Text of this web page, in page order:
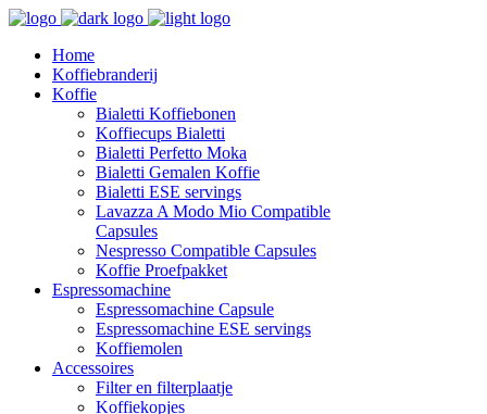
Home
Koffiebranderij
Koffie
Bialetti Koffiebonen
Koffiecups Bialetti
Bialetti Perfetto Moka
Bialetti Gemalen Koffie
Bialetti ESE servings
Lavazza A Modo Mio Compatible
Capsules
Nespresso Compatible Capsules
Koffie Proefpakket
Espressomachine
Espressomachine Capsule
Espressomachine ESE servings
Koffiemolen
Accessoires
Filter en filterplaatje
Koffiekopjes